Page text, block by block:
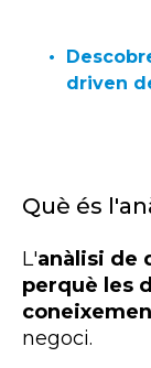
driven
Què és
L'anàlisi de
perquè les
negoci.